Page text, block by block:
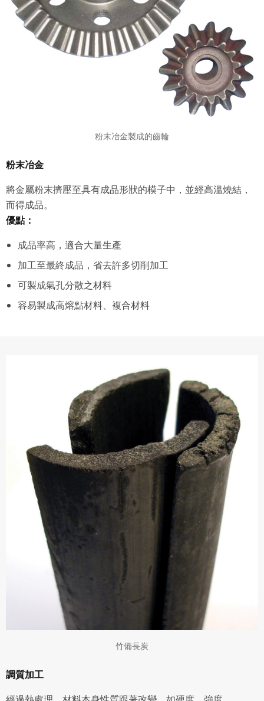
粉末冶金製成的齒輪
粉末冶金
將金屬粉末擠壓至具有成品形狀的模子中，並經高溫燒結，
而得成品。
優點：
成品率高，適合大量生產
加工至最終成品，省去許多切削加工
可製成氣孔分散之材料
容易製成高熔點材料、複合材料
竹備長炭
調質加工